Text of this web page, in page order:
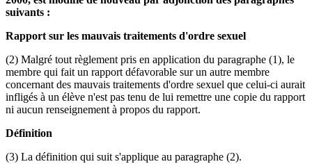
suivants :
Rapport sur les mauvais traitements d'ordre sexuel
(2) Malgré tout règlement pris en application du paragraphe (1), le
membre qui fait un rapport défavorable sur un autre membre
concernant des mauvais traitements d'ordre sexuel que celui-ci aurait
infligés à un élève n'est pas tenu de lui remettre une copie du rapport
ni aucun renseignement à propos du rapport.
Définition
(3) La définition qui suit s'applique au paragraphe (2).